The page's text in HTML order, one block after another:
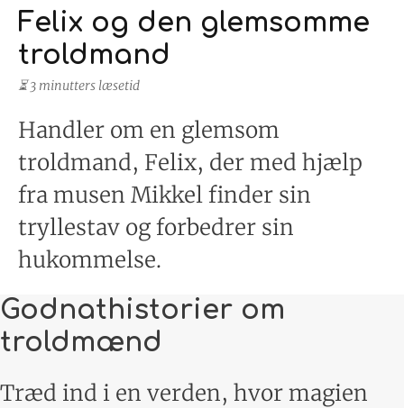
Felix og den glemsomme
troldmand
⏳ 3 minutters læsetid
Handler om en glemsom
troldmand, Felix, der med hjælp
fra musen Mikkel finder sin
tryllestav og forbedrer sin
hukommelse.
Godnathistorier om
troldmænd
Træd ind i en verden, hvor magien